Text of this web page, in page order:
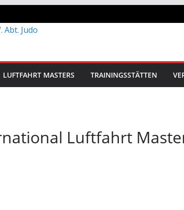
LUFTFAHRT MASTERS TRAININGSSTÄTTEN
Luftfahrt